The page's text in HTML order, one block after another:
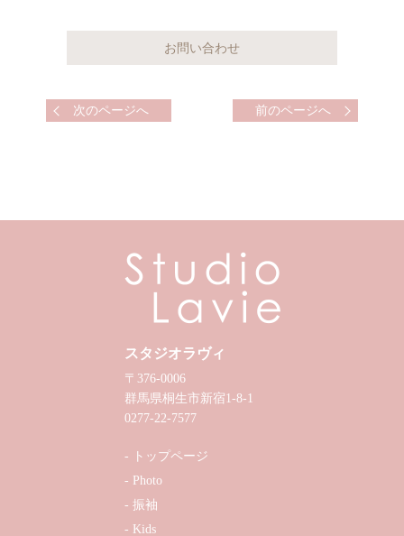
次のページへ 前のページへ
スタジオラヴィ
〒376-0006
群馬県桐生市新宿1-8-1
0277-22-7577
トップページ
Photo
振袖
Kids